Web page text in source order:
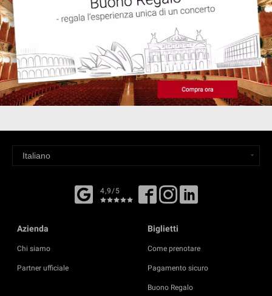
4,9/5
Azienda
Chi siamo
Partner ufficiale
Biglietti
Come prenotare
Pagamento sicuro
Buono Regalo